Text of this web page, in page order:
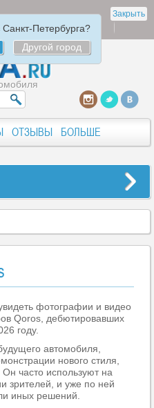
Закрыть
Петербурга?
Другой город
Авторизация
ОТЗЫВЫ БОЛЬШЕ
фотографии и видео
Qoros, дебютировавших
году.
автомобиля,
нового стиля,
Он часто используют на
зрителей, и уже по ней
иных решений.